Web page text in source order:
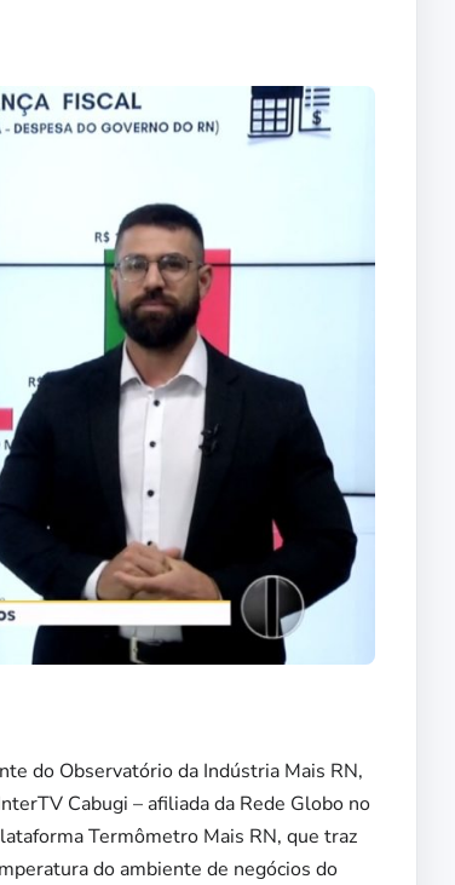
do Observatório da Indústria Mais RN,
Cabugi – afiliada da Rede Globo no
Termômetro Mais RN, que traz
do ambiente de negócios do